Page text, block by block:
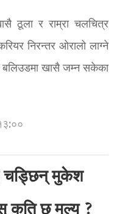
ठूला र राम्रा चलचित्र
निरन्तर ओरालो लाग्ने
खासै जम्न सकेका
चड्छिन् मुकेश